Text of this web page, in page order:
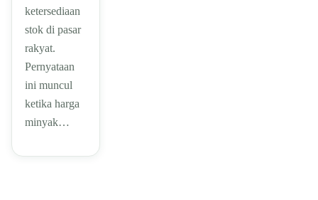
ketersediaan
stok di pasar
rakyat.
Pernyataan
ini muncul
ketika harga
minyak…